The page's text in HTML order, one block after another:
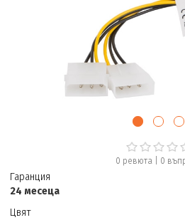
0 ревюта| 0
Гаранция
24 месеца
Цвят